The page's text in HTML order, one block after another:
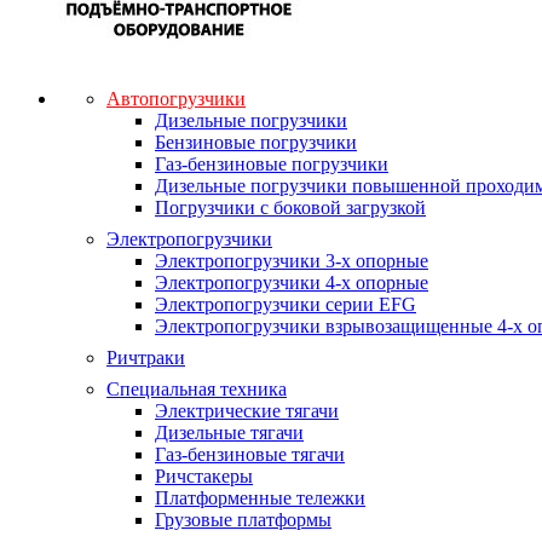
Автопогрузчики
Дизельные погрузчики
Бензиновые погрузчики
Газ-бензиновые погрузчики
Дизельные погрузчики повышенной
Погрузчики с боковой загрузкой
Электропогрузчики
Электропогрузчики 3-х опорные
Электропогрузчики 4-х опорные
Электропогрузчики серии EFG
Электропогрузчики взрывозащищенные 4-х
Ричтраки
Специальная техника
Электрические тягачи
Дизельные тягачи
Газ-бензиновые тягачи
Ричстакеры
Платформенные тележки
Грузовые платформы